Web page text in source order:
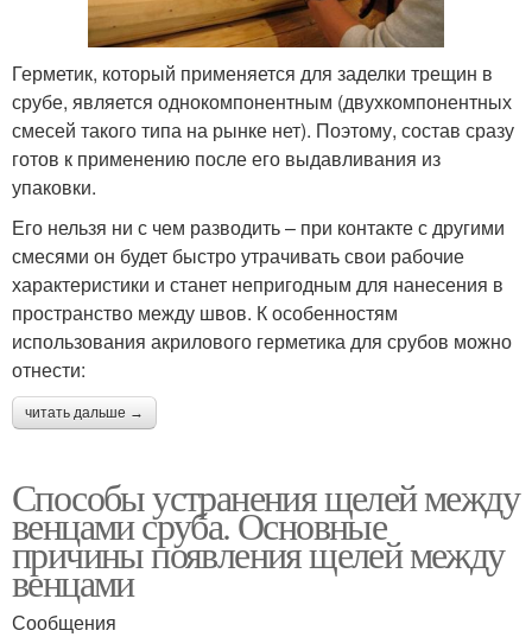
Герметик, который применяется для заделки трещин в
срубе, является однокомпонентным (двухкомпонентных
смесей такого типа на рынке нет). Поэтому, состав сразу
готов к применению после его выдавливания из
упаковки.
Его нельзя ни с чем разводить – при контакте с другими
смесями он будет быстро утрачивать свои рабочие
характеристики и станет непригодным для нанесения в
пространство между швов. К особенностям
использования акрилового герметика для срубов можно
отнести:
читать дальше →
Способы устранения щелей между
венцами сруба. Основные
причины появления щелей между
венцами
Сообщения